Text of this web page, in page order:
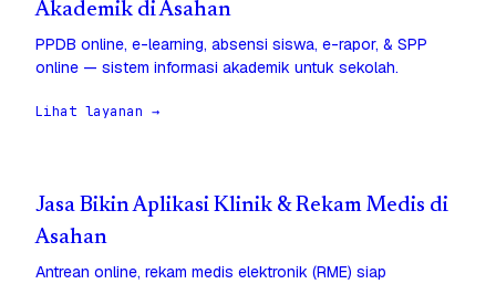
Akademik di Asahan
PPDB online, e-learning, absensi siswa, e-rapor, & SPP
online — sistem informasi akademik untuk sekolah.
Lihat layanan →
Jasa Bikin Aplikasi Klinik & Rekam Medis di
Asahan
Antrean online, rekam medis elektronik (RME) siap